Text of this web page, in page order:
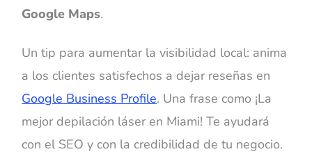
Google Maps.
Un tip para aumentar la visibilidad local: anima
a los clientes satisfechos a dejar reseñas en
Google Business Profile. Una frase como ¡La
mejor depilación láser en Miami! Te ayudará
con el SEO y con la credibilidad de tu negocio.